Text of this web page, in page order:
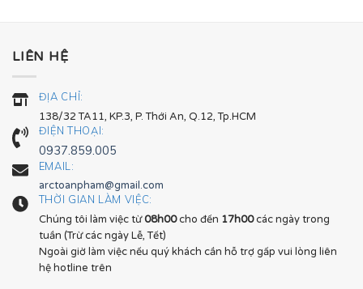
LIÊN HỆ
ĐỊA CHỈ:
138/32 TA11, KP.3, P. Thới An, Q.12, Tp.HCM
ĐIỆN THOẠI:
0937.859.005
EMAIL:
arctoanpham@gmail.com
THỜI GIAN LÀM VIỆC:
Chúng tôi làm việc từ08h00cho đến 17h00các ngày trong
tuần (Trừ các ngày Lễ, Tết)
Ngoài giờ làm việc nếu quý khách cần hỗ trợ gấp vui lòng liên
hệ hotline trên